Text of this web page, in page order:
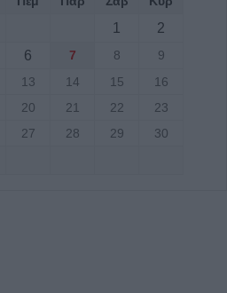
1
2
6 7 8
9
13 14 15
16
20 21 22
23
27 28 29
30